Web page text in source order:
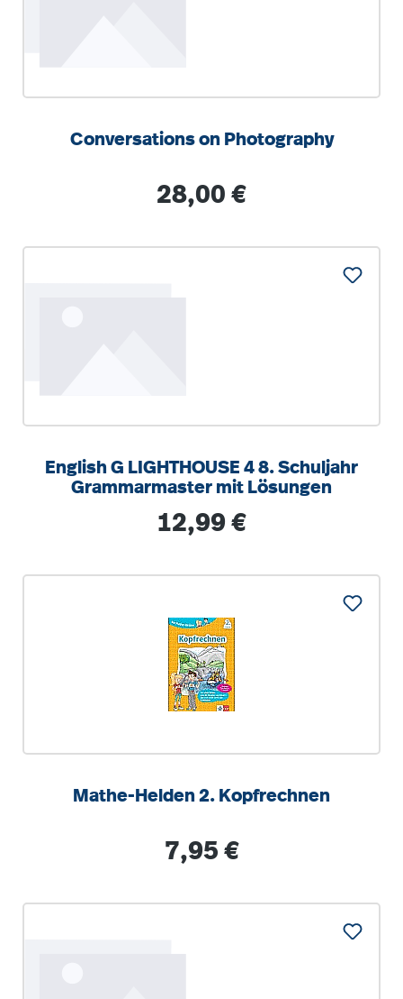
Conversations on Photography
Regulärer Preis:
28,00 €
English G LIGHTHOUSE 4 8. Schuljahr
Grammarmaster mit Lösungen
Regulärer Preis:
12,99 €
Mathe-Helden 2. Kopfrechnen
Regulärer Preis:
7,95 €